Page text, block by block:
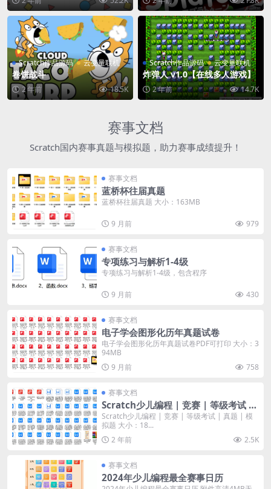
Scratch作品源码 云变量联机
卷饼战斗
2 年前 18.5K
Scratch作品源码 云变量联机
炸弹人 v1.0【在线多人游戏】
2 年前 14.7K
赛事文档
Scratch国内赛事真题与模拟题，助力赛事成绩提升！
赛事文档
蓝桥杯往届真题
蓝桥杯往届真题 大小：163MB
9 月前 979
赛事文档
专项练习与解析1-4级
专项练习与解析1-4级，包含程序
9 月前 430
赛事文档
电子学会图形化历年真题试卷
电子学会图形化历年真题试卷PDF可打印 大小：3
94MB
9 月前
758
赛事文档
Scratch少儿编程 | 竞赛 | 等级考试 |
真题 | 模拟题
Scratch少儿编程 | 竞赛 | 等级考试 | 真题 | 模
拟题 大小：18...
2 年前
2.5K
赛事文档
2024年少儿编程最全赛事日历